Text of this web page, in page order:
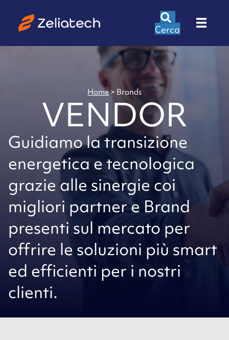
Cerca
Home> Brands
VENDOR
Guidiamo la transizione
energetica e tecnologica
grazie alle sinergie coi
migliori partner e Brand
presenti sul mercato per
offrire le soluzioni più smart
ed efficienti per i nostri
clienti.